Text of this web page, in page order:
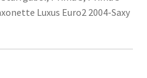
Luxus Euro2 2004-Saxy